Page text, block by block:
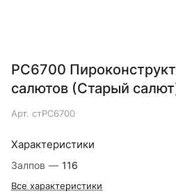
РС6700
салютов (Старый
Арт. стРС6700
Характеристики
Залпов — 116
Все характеристики